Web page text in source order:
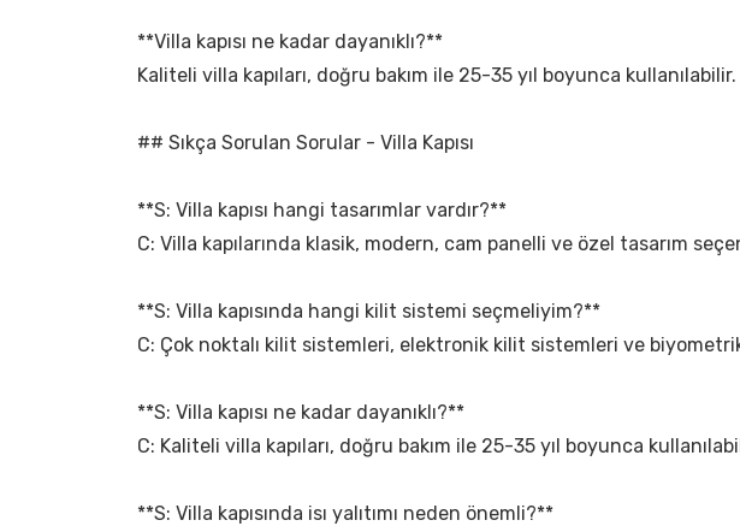
**Villa kapısı ne kadar dayanıklı?**
Kaliteli villa kapıları, doğru bakım ile 25-35 yıl boyunca
## Sıkça Sorulan Sorular - Villa Kapısı
**S: Villa kapısı hangi tasarımlar vardır?**
C: Villa kapılarında klasik, modern, cam panelli ve özel tasarım
**S: Villa kapısında hangi kilit sistemi seçmeliyim?**
C: Çok noktalı kilit sistemleri, elektronik kilit sistemleri ve
**S: Villa kapısı ne kadar dayanıklı?**
C: Kaliteli villa kapıları, doğru bakım ile 25-35 yıl boyunca
**S: Villa kapısında isı yalıtımı neden önemli?**